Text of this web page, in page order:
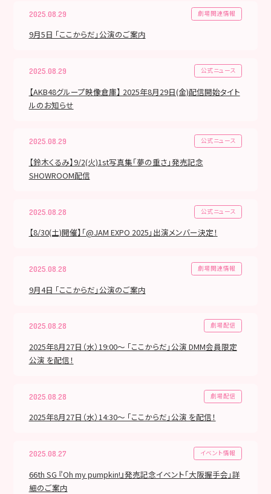
2025.08.29 劇場関連情報
9月5日 「ここからだ」公演のご案内
2025.08.29 公式ニュース
【AKB48グループ映像倉庫】 2025年8月29日(金)配信開始タイト
ルのお知らせ
2025.08.29 公式ニュース
【鈴木くるみ】9/2(火)1st写真集「夢の重さ」発売記念
SHOWROOM配信
2025.08.28 公式ニュース
【8/30(土)開催】「@JAM EXPO 2025」出演メンバー決定！
2025.08.28 劇場関連情報
9月4日 「ここからだ」公演のご案内
2025.08.28 劇場配信
2025年8月27日（水）19:00～ 「ここからだ」公演 DMM会員限定
公演 を配信！
2025.08.28 劇場配信
2025年8月27日（水）14:30～ 「ここからだ」公演 を配信！
2025.08.27 イベント情報
66th SG 『Oh my pumpkin!』発売記念イベント「大阪握手会」詳
細のご案内